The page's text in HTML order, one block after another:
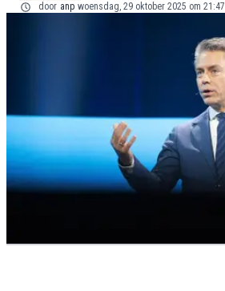
door anp woensdag, 29 oktober 2025 om 21:47